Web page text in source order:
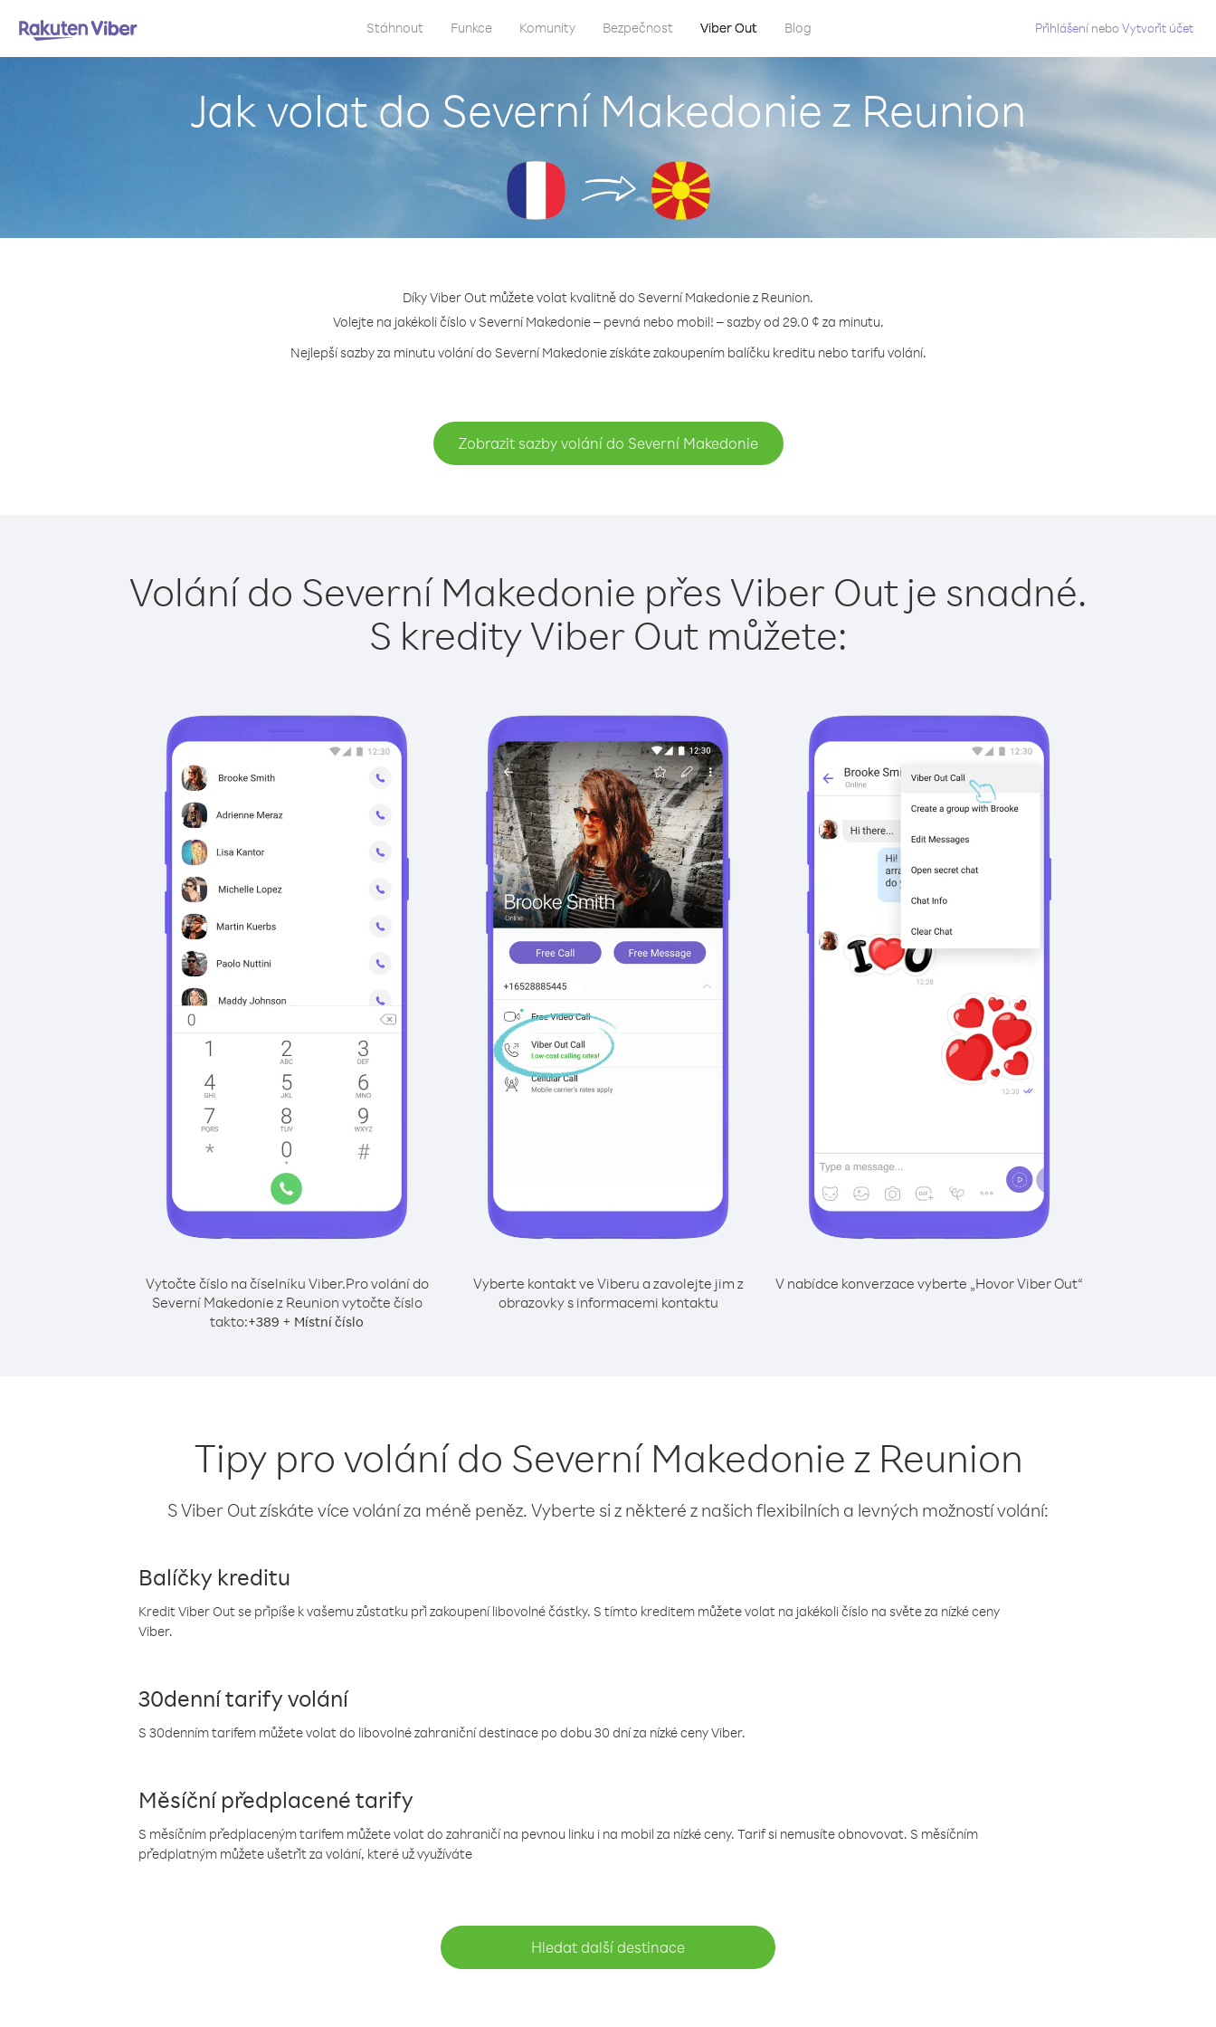
Stáhnout Funkce Komunity Bezpečnost Viber Out Blog Přihlášení neboVytvořit účet
Jak volat do Severní Makedonie z Reunion
Díky Viber Out můžete volat kvalitně do Severní Makedonie z Reunion.
Volejte na jakékoli číslo v Severní Makedonie – pevná nebo mobil! – sazby od 29.0 ¢ za minutu.
Nejlepší sazby za minutu volání do Severní Makedonie získáte zakoupením balíčku kreditu nebo tarifu volání.
Zobrazit sazby volání do Severní Makedonie
Volání do Severní Makedonie přes Viber Out je snadné.
S kredity Viber Out můžete:
Vytočte číslo na číselníku Viber.Pro volání do
Severní Makedonie z Reunion vytočte číslo
takto:+389 + Místní číslo
Vyberte kontakt ve Viberu a zavolejte jim z
obrazovky s informacemi kontaktu
V nabídce konverzace vyberte „Hovor Viber Out“
Tipy pro volání do Severní Makedonie z Reunion
S Viber Out získáte více volání za méně peněz. Vyberte si z některé z našich flexibilních a levných možností volání:
Balíčky kreditu
Kredit Viber Out se připíše k vašemu zůstatku při zakoupení libovolné částky. S tímto kreditem můžete volat na jakékoli číslo na světe za nízké ceny
Viber.
30denní tarify volání
S 30denním tarifem můžete volat do libovolné zahraniční destinace po dobu 30 dní za nízké ceny Viber.
Měsíční předplacené tarify
S měsíčním předplaceným tarifem můžete volat do zahraničí na pevnou linku i na mobil za nízké ceny. Tarif si nemusíte obnovovat. S měsíčním
předplatným můžete ušetřit za volání, které už využíváte
Hledat další destinace